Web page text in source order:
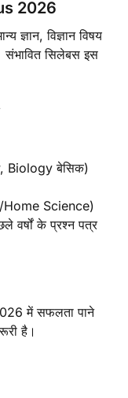
2026
ज्ञान, विज्ञान विषय
सिलेबस इस
Biology बेसिक)
Home Science)
वर्षों के प्रश्न पत्र
में सफलता पाने
है।